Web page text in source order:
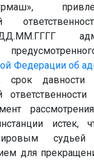
Федерации об
срок давности
истек,
судьей
для